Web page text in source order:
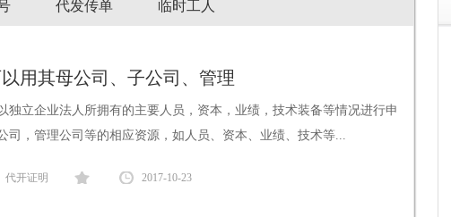
代发传单 临时工人
用其母公司、子公司、管理
独立企业法人所拥有的主要人员，资本，业绩，技术装备等情况进行申
司，管理公司等的相应资源，如人员、资本、业绩、技术等...
代开证明 2017-10-23